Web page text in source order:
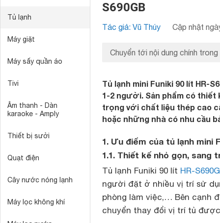
Tủ lạnh
Máy giặt
Máy sấy quần áo
Tivi
Âm thanh - Dàn
karaoke - Amply
Thiết bị sưởi
Quạt điện
Cây nước nóng lạnh
Máy lọc không khí
S690GB
Tác giả: Vũ Thúy Cập nhật
Chuyển tới nội dung chính trong
Tủ lạnh mini Funiki 90 lít HR-
1-2 người. Sản phẩm có thiết
trọng với chất liệu thép cao
hoặc những nhà có nhu cầu
1. Ưu điểm của tủ lạnh mini
1.1. Thiết kế nhỏ gọn, sang
Tủ lạnh Funiki 90 lít HR-
người đặt ở nhiều vị trí sử
phòng làm việc,… Bên cạnh
chuyển thay đổi vị trí tủ